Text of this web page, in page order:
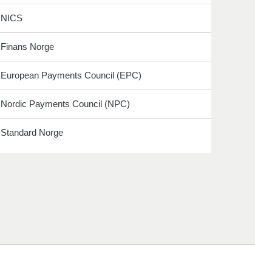
NICS
Finans Norge
European Payments Council (EPC)
Nordic Payments Council (NPC)
Standard Norge